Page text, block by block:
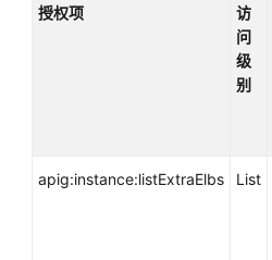
快
指
授权项
访
问
级
别
apig:instance:listExtraElbs List